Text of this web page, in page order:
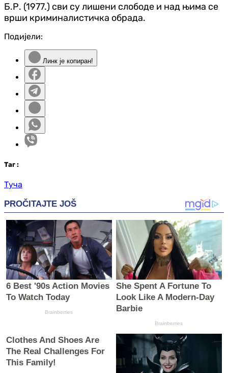
Б.Р. (1977.) сви су лишени слободе и над њима се
врши криминалистичка обрада.
Подијели:
Линк је копиран!
Таг :
Туча